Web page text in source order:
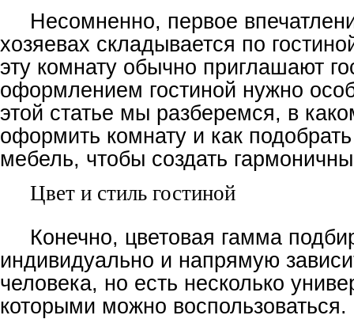
Несомненно, первое
хозяевах складывается по
эту комнату обычно приглашают
оформлением гостиной нужно
этой статье мы разберемся, в
оформить комнату и как
мебель, чтобы создать
Цвет и стиль гостиной
Конечно, цветовая гамма
индивидуально и напрямую
человека, но есть несколько
которыми можно воспользоваться.